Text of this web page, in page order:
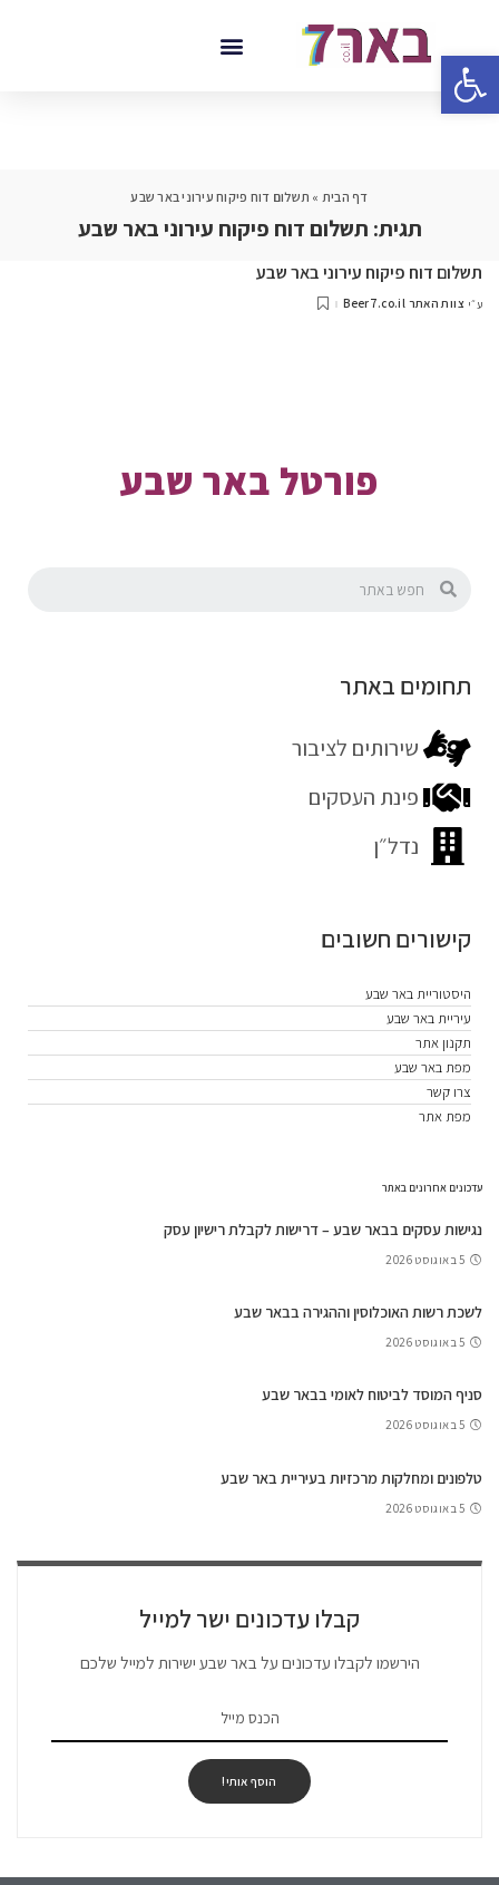
פתח סרגל נגישות
דף הבית » תשלום דוח פיקוח עירוני באר שבע
תגית: תשלום דוח פיקוח עירוני באר שבע
תשלום דוח פיקוח עירוני באר שבע
ע״י צוות האתר Beer7.co.il
פורטל באר שבע
תחומים באתר
שירותים לציבור
פינת העסקים
נדל״ן
קישורים חשובים
היסטוריית באר שבע
עיריית באר שבע
תקנון אתר
מפת באר שבע
צרו קשר
מפת אתר
עדכונים אחרונים באתר
נגישות עסקים בבאר שבע – דרישות לקבלת רישיון עסק
5 באוגוסט 2026
לשכת רשות האוכלוסין וההגירה בבאר שבע
5 באוגוסט 2026
סניף המוסד לביטוח לאומי בבאר שבע
5 באוגוסט 2026
טלפונים ומחלקות מרכזיות בעיריית באר שבע
5 באוגוסט 2026
קבלו עדכונים ישר למייל
הירשמו לקבלו עדכונים על באר שבע ישירות למייל שלכם
הוסף אותי!